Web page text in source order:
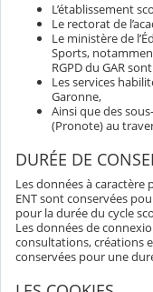
L’établissement
Le rectorat de
Le ministère de
Sports,
RGPD du GAR
Les services
Garonne,
Ainsi que des
(Pronote) au
DURÉE DE
Les données à
ENT sont conservées
pour la durée du cycle
Les données de
consultations, créations
conservées pour une